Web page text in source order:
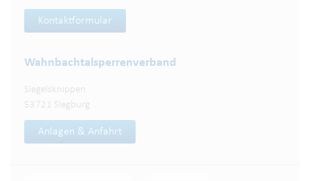
Kontaktformular
Wahnbachtalsperren­verband
Siegelsknippen
53721 Siegburg
Anlagen & Anfahrt